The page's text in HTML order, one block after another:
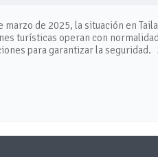
de 2025, la situación en
turísticas operan con
para garantizar la